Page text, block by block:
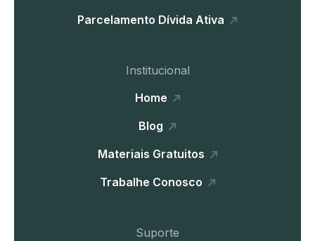
Parcelamento Dívida Ativa
Institucional
Home
Blog
Materiais Gratuitos
Trabalhe Conosco
Suporte